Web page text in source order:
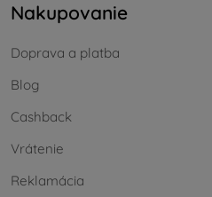
Nakupovanie
Doprava a platba
Blog
Cashback
Vrátenie
Reklamácia